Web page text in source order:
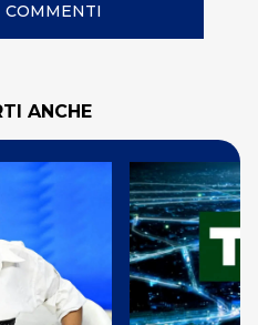
COMMENTI
ANCHE